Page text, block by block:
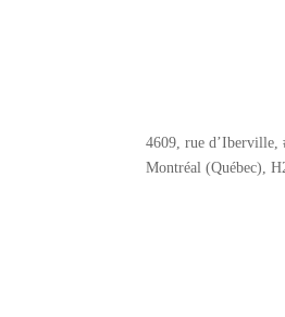
4609, rue d’Iberville,
Montréal (Québec),